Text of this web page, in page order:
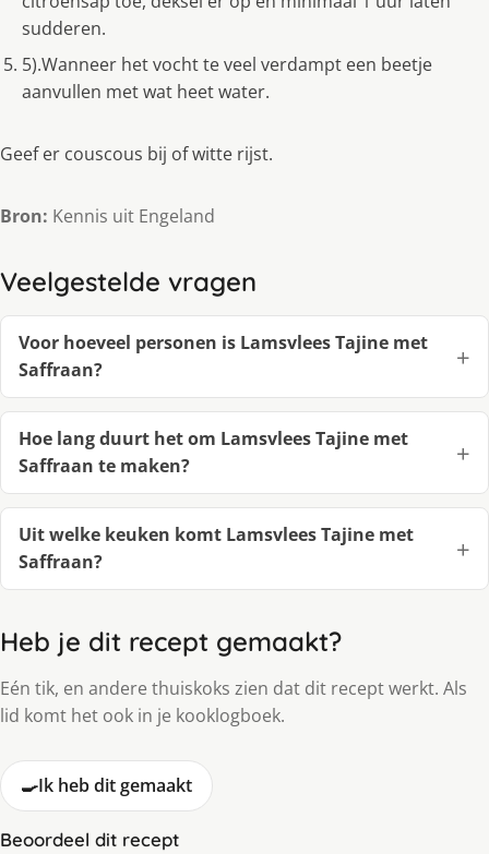
sudderen.
5).Wanneer het vocht te veel verdampt een beetje
aanvullen met wat heet water.
Geef er couscous bij of witte rijst.
Bron: Kennis uit Engeland
Veelgestelde vragen
Voor hoeveel personen is Lamsvlees Tajine met
Saffraan?
Hoe lang duurt het om Lamsvlees Tajine met
Saffraan te maken?
Uit welke keuken komt Lamsvlees Tajine met
Saffraan?
Heb je dit recept gemaakt?
Eén tik, en andere thuiskoks zien dat dit recept werkt. Als
lid komt het ook in je kooklogboek.
🍳Ik heb dit gemaakt
Beoordeel dit recept